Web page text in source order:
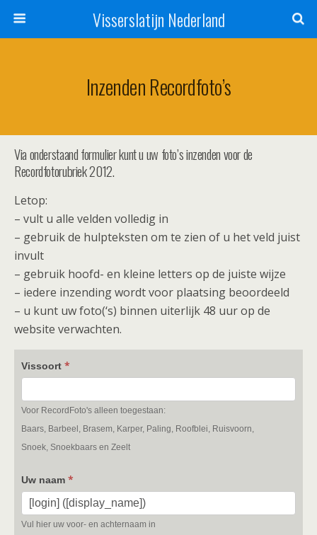
Visserslatijn Nederland
Inzenden Recordfoto’s
Via onderstaand formulier kunt u uw foto’s inzenden voor de
Recordfotorubriek 2012.
Letop:
– vult u alle velden volledig in
– gebruik de hulpteksten om te zien of u het veld juist
invult
– gebruik hoofd- en kleine letters op de juiste wijze
– iedere inzending wordt voor plaatsing beoordeeld
– u kunt uw foto(‘s) binnen uiterlijk 48 uur op de
website verwachten.
Vissoort *
Voor RecordFoto's alleen toegestaan:
Baars, Barbeel, Brasem, Karper, Paling, Roofblei, Ruisvoorn,
Snoek, Snoekbaars en Zeelt
Uw naam *
Vul hier uw voor- en achternaam in